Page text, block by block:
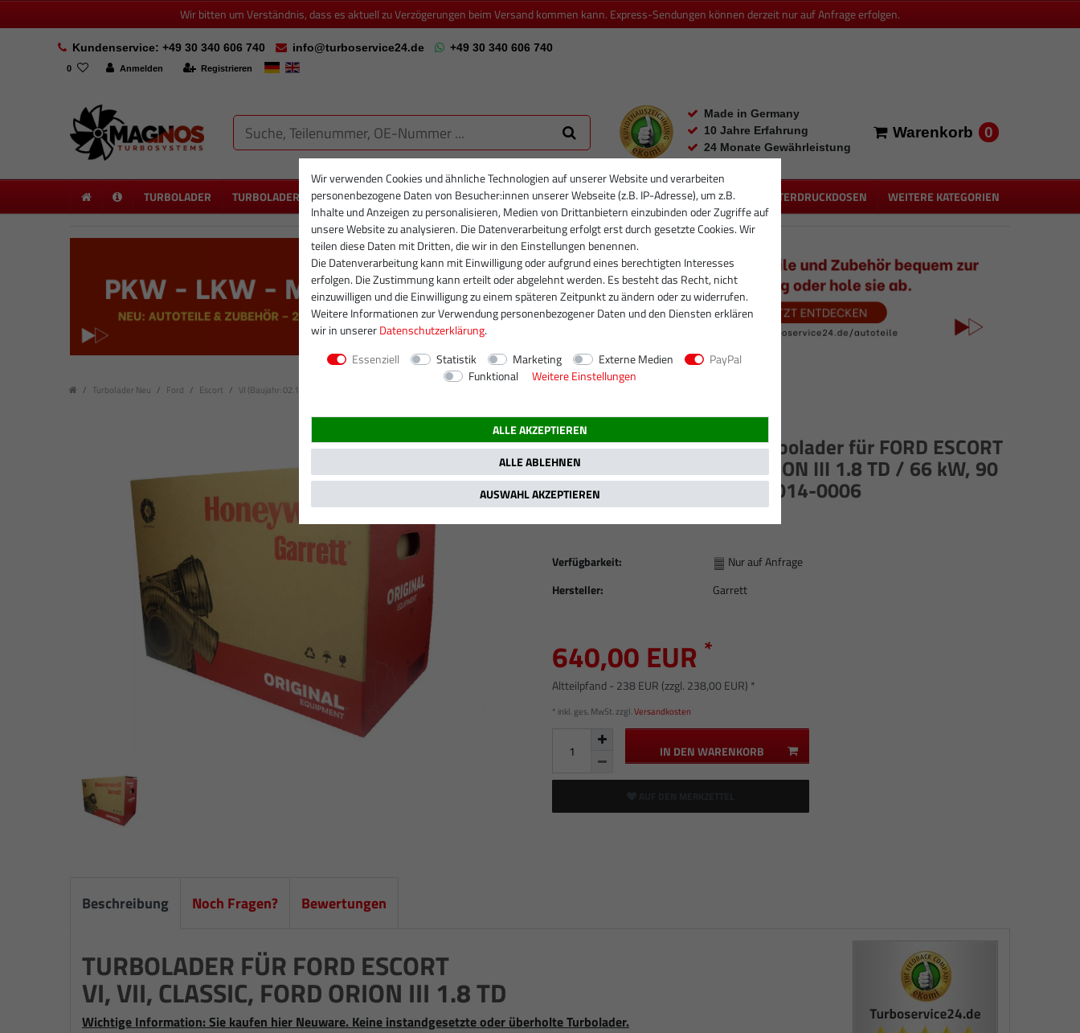
Wir bitten um Verständnis, dass es aktuell zu Verzögerungen beim Versand kommen kann. Express-Sendungen können derzeit nur auf Anfrage erfolgen.
Kundenservice: +49 30 340 606 740 info@turboservice24.de +49 30 340 606 740
0 Anmelden Registrieren
Made in Germany
10 Jahre Erfahrung
24 Monate Gewährleistung
Warenkorb 0
TURBOLADER TURBOLADER NEU PARTIKELFILTER PARTIKELFILTER NEU INJEKTOREN RUMPFGRUPPEN UNTERDRUCKDOSEN WEITERE KATEGORIEN
Turbolader Neu Ford Escort VI (Baujahr: 02.1993 - 01.1995)
Neuer Original Garrett Turbolader für FORD ESCORT
VI, VII, CLASSIC, FORD ORION III 1.8 TD / 66 kW, 90
PS / RFD, RFK, RFS / 452014-0006
Verfügbarkeit:
Hersteller:
Nur auf Anfrage
Garrett
640,00 EUR *
Altteilpfand - 238 EUR (zzgl. 238,00 EUR) *
* inkl. ges. MwSt. zzgl.Versandkosten
IN DEN WARENKORB
Beschreibung Noch Fragen? Bewertungen
TURBOLADER FÜR FORD ESCORT
VI, VII, CLASSIC, FORD ORION III 1.8 TD
Wichtige Information: Sie kaufen hier Neuware. Keine instandgesetzte oder überholte Turbolader.
Wir verwenden Cookies und ähnliche Technologien auf unserer Website und verarbeiten
personenbezogene Daten von Besucher:innen unserer Webseite (z.B. IP-Adresse), um z.B.
Inhalte und Anzeigen zu personalisieren, Medien von Drittanbietern einzubinden oder Zugriffe auf
unsere Website zu analysieren. Die Datenverarbeitung erfolgt erst durch gesetzte Cookies. Wir
teilen diese Daten mit Dritten, die wir in den Einstellungen benennen.
Die Datenverarbeitung kann mit Einwilligung oder aufgrund eines berechtigten Interesses
erfolgen. Die Zustimmung kann erteilt oder abgelehnt werden. Es besteht das Recht, nicht
einzuwilligen und die Einwilligung zu einem späteren Zeitpunkt zu ändern oder zu widerrufen.
Weitere Informationen zur Verwendung personenbezogener Daten und den Diensten erklären
wir in unsererDaten­schutz­erklärung.
Essenziell
Statistik Marketing Externe Medien
PayPal
Funktional
Weitere Einstellungen
ALLE AKZEPTIEREN
ALLE ABLEHNEN
AUSWAHL AKZEPTIEREN